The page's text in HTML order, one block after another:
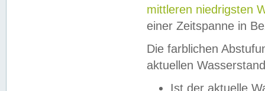
mittleren niedrigsten
einer Zeitspanne in
Die farblichen
aktuellen
Ist der aktuelle